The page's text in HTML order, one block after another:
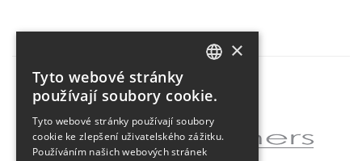
Partner projektu
×
Tyto webové stránky
používají soubory cookie.
Tyto webové stránky používají soubory
cookie ke zlepšení uživatelského zážitku.
Používáním našich webových stránek